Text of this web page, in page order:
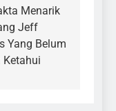
Menarik
Jeff
Yang Belum
Ketahui